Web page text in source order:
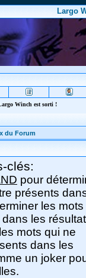
Largo
Winch est sorti !
du Forum
clés:
pour
présents
les
les
mots qui ne
dans les
un joker